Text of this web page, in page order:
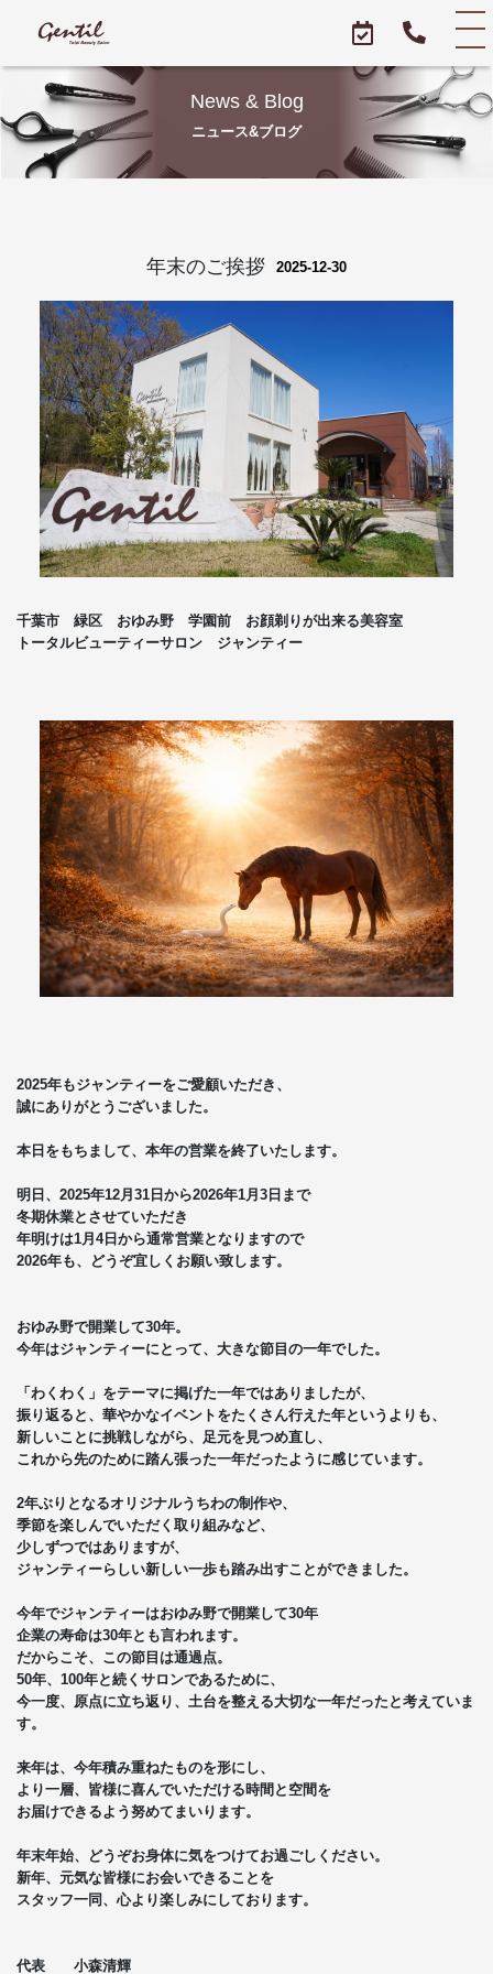
News & Blog
ニュース&ブログ
年末のご挨拶 2025-12-30
千葉市 緑区 おゆみ野 学園前 お顔剃りが出来る美容室
トータルビューティーサロン ジャンティー
2025年もジャンティーをご愛顧いただき、
誠にありがとうございました。
本日をもちまして、本年の営業を終了いたします。
明日、2025年12月31日から2026年1月3日まで
冬期休業とさせていただき
年明けは1月4日から通常営業となりますので
2026年も、どうぞ宜しくお願い致します。
おゆみ野で開業して30年。
今年はジャンティーにとって、大きな節目の一年でした。
「わくわく」をテーマに掲げた一年ではありましたが、
振り返ると、華やかなイベントをたくさん行えた年というよりも、
新しいことに挑戦しながら、足元を見つめ直し、
これから先のために踏ん張った一年だったように感じています。
2年ぶりとなるオリジナルうちわの制作や、
季節を楽しんでいただく取り組みなど、
少しずつではありますが、
ジャンティーらしい新しい一歩も踏み出すことができました。
今年でジャンティーはおゆみ野で開業して30年
企業の寿命は30年とも言われます。
だからこそ、この節目は通過点。
50年、100年と続くサロンであるために、
今一度、原点に立ち返り、土台を整える大切な一年だったと考えていま
す。
来年は、今年積み重ねたものを形にし、
より一層、皆様に喜んでいただける時間と空間を
お届けできるよう努めてまいります。
年末年始、どうぞお身体に気をつけてお過ごしください。
新年、元気な皆様にお会いできることを
スタッフ一同、心より楽しみにしております。
代表 小森清輝